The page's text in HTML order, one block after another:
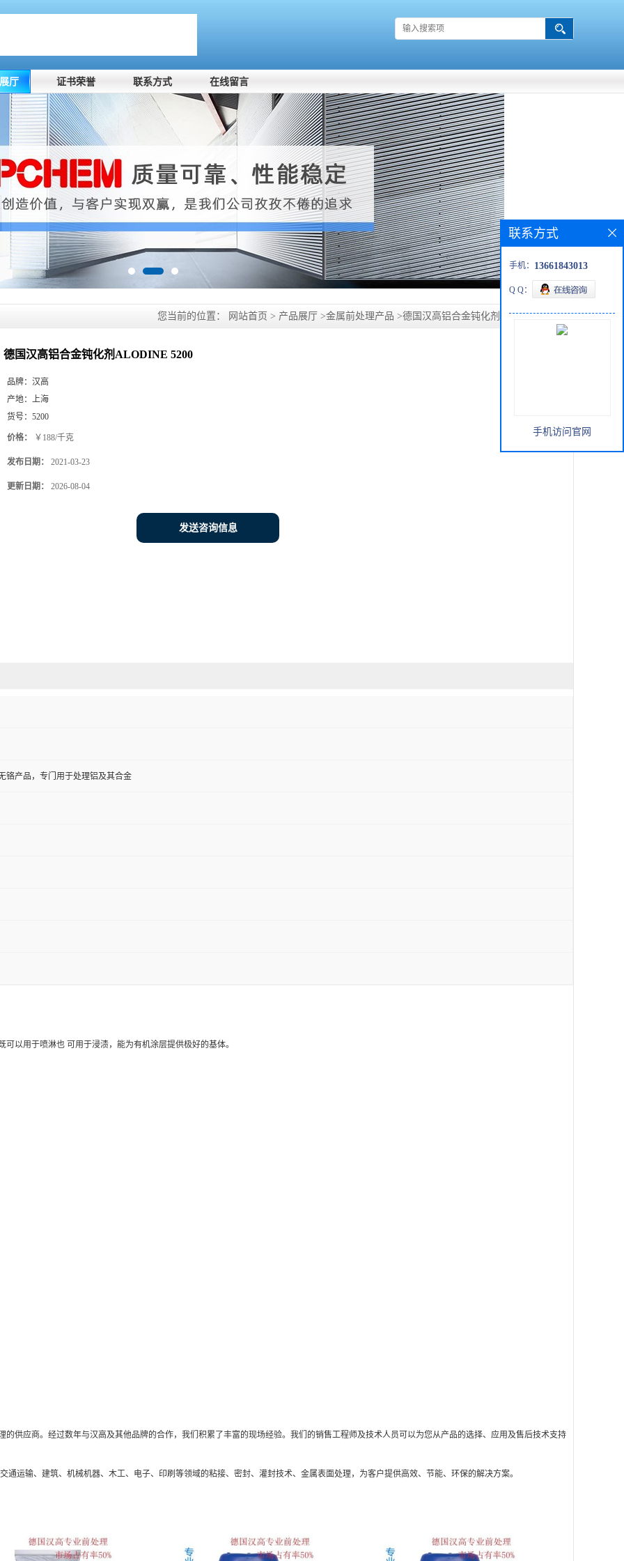
厅 证书荣誉 联系方式 在线留言
您当前的位置： 网站首页 > 产品展厅 >金属前处理产品 >德国汉高铝合金钝化剂ALODINE 5200
德国汉高铝合金钝化剂ALODINE 5200
品牌： 汉高
产地： 上海
货号： 5200
价格： ￥188/千克
发布日期： 2021-03-23
更新日期： 2026-08-04
发送咨询信息
铬产品，专门用于处理铝及其合金
以用于喷淋也 可用于浸渍，能为有机涂层提供极好的基体。
供应商。经过数年与汉高及其他品牌的合作，我们积累了丰富的现场经验。我们的销售工程师及技术人员可以为您从产品的选择、应用及售后技术支持
运输、建筑、机械机器、木工、电子、印刷等领域的粘接、密封、灌封技术、金属表面处理，为客户提供高效、节能、环保的解决方案。
联系方式
手机： 13661843013
Q Q：
手机访问官网